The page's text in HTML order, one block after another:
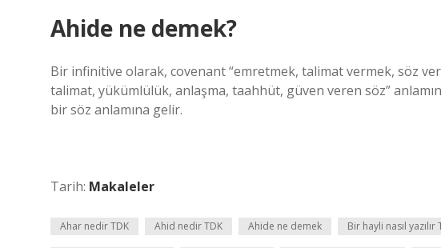
Ahide ne demek?
Bir infinitive olarak, covenant “emretmek, talimat vermek, söz
talimat, yükümlülük, anlaşma, taahhüt, güven veren söz”
bir söz anlamına gelir.
Tarih: Makaleler
Ahar nedir TDK Ahid nedir TDK Ahide ne demek Bir hayli nasıl yazılır